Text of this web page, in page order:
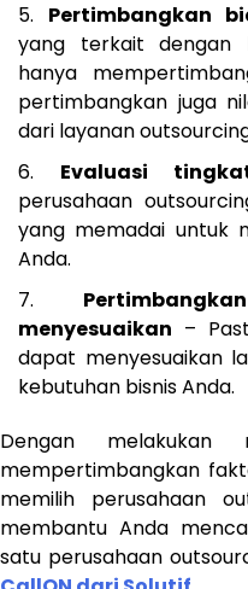
Pertimbangkan
yang terkait dengan
hanya
pertimbangkan juga
dari layanan
Evaluasi
perusahaan
yang memadai untuk
Anda.
menyesuaikan –
dapat menyesuaikan
kebutuhan bisnis Anda.
Dengan
mempertimbangkan
memilih perusahaan
membantu Anda
satu perusahaan